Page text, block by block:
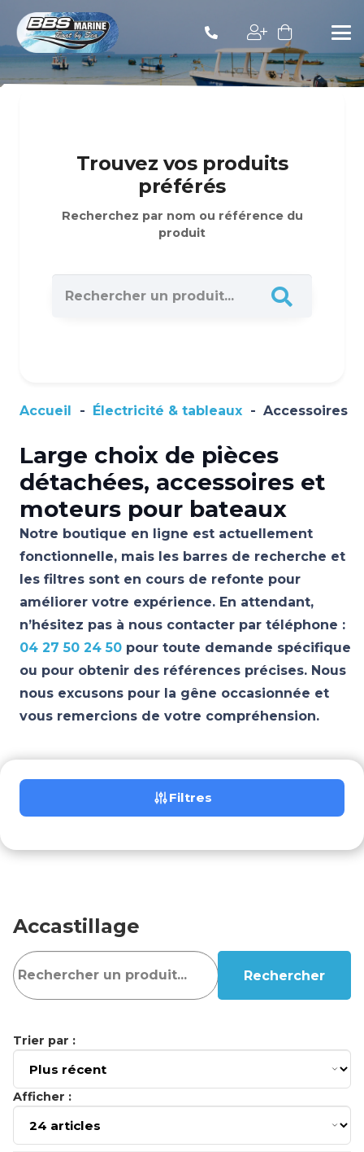
Trouvez vos produits
préférés
Recherchez par nom ou référence du
produit
Accueil - Électricité & tableaux - Accessoires
Large choix de pièces
détachées, accessoires et
moteurs pour bateaux
Notre boutique en ligne est actuellement
fonctionnelle, mais les barres de recherche et
les filtres sont en cours de refonte pour
améliorer votre expérience. En attendant,
n’hésitez pas à nous contacter par téléphone :
04 27 50 24 50 pour toute demande spécifique
ou pour obtenir des références précises. Nous
nous excusons pour la gêne occasionnée et
vous remercions de votre compréhension.
Filtres
Accastillage
Rechercher
Trier par :
Afficher :